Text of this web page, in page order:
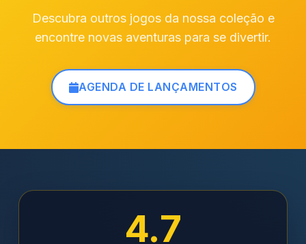
Descubra outros jogos da nossa coleção e
encontre novas aventuras para se divertir.
AGENDA DE LANÇAMENTOS
4.7